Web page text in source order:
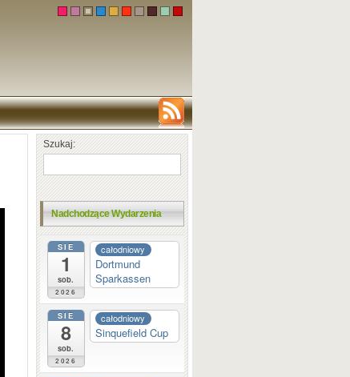
Szukaj:
Nadchodzące Wydarzenia
SIE
1
sob.
2026
całodniowy
Dortmund
Sparkassen
SIE
8
sob.
2026
całodniowy
Sinquefield Cup